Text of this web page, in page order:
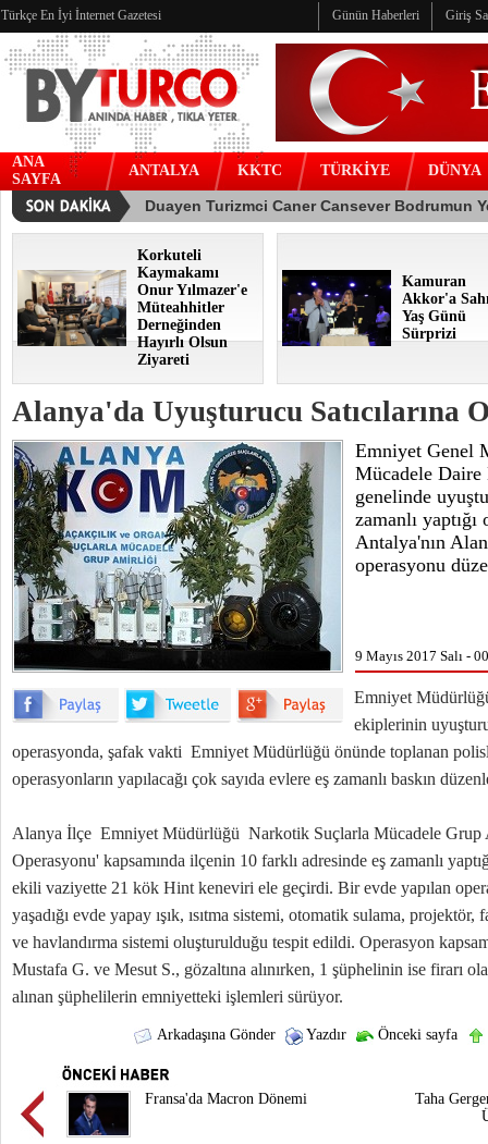
Türkçe En İyi İnternet Gazetesi Günün Haberleri Giriş
ANA
SAYFA
ANTALYA KKTC TÜRKİYE DÜNYA
Korkuteli
Kaymakamı
Onur Yılmazer'e
Müteahhitler
Derneğinden
Hayırlı Olsun
Ziyareti
Kamuran
Akkor'a
Yaş Günü
Sürprizi
Alanya'da Uyuşturucu Satıcılarına
Emniyet Genel
Mücadele Daire
genelinde
zamanlı yaptığı
Antalya'nın
operasyonu
9 Mayıs 2017 Salı -
Emniyet
ekiplerinin
operasyonda, şafak vakti Emniyet Müdürlüğü önünde toplanan
operasyonların yapılacağı çok sayıda evlere eş zamanlı baskın
Alanya İlçe Emniyet Müdürlüğü Narkotik Suçlarla Mücadele
Operasyonu' kapsamında ilçenin 10 farklı adresinde eş zamanlı
ekili vaziyette 21 kök Hint keneviri ele geçirdi. Bir evde yapılan
yaşadığı evde yapay ışık, ısıtma sistemi, otomatik sulama,
ve havlandırma sistemi oluşturulduğu tespit edildi. Operasyon
Mustafa G. ve Mesut S., gözaltına alınırken, 1 şüphelinin ise firarı
alınan şüphelilerin emniyetteki işlemleri sürüyor.
Arkadaşına Gönder Yazdır Önceki sayfa
Fransa'da Macron Dönemi
Taha